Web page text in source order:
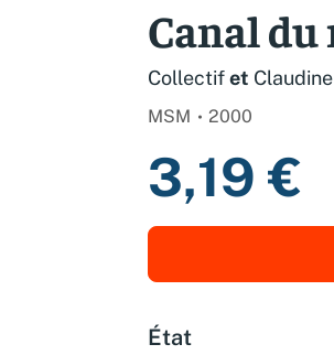
Canal
Collectifet
MSM 2000
3,19 €
État